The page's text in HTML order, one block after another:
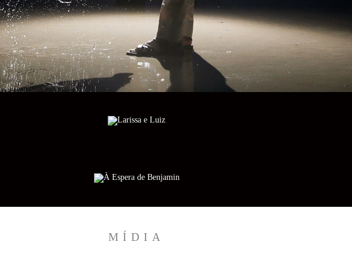
MÍDIA